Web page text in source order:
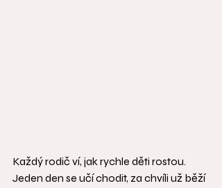
Každý rodič ví, jak rychle děti rostou.
Jeden den se učí chodit, za chvíli už běží